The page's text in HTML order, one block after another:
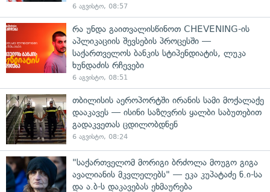
6 აგვისტო, 08:57
რა უნდა გაითვალისწინოთ CHEVENING-ის
აპლიკაციის შევსების პროცესში —
საქართველოს ბანკის სტიპენდიატის, ლუკა
ხუნდაძის რჩევები
6 აგვისტო, 08:51
თბილისის აეროპორტში ირანის სამი მოქალაქე
დააკავეს — ისინი საზღვრის ყალბი საბუთებით
გადაკვეთას ცდილობდნენ
6 აგვისტო, 08:24
"საქართველომ მორიგი ბრძოლა მოუგო გიგა
ავალიანის მკვლელებს" — ეკა კუპატაძე ნ.ი-სა
და ა.ბ-ს დაკავებას ეხმაურება